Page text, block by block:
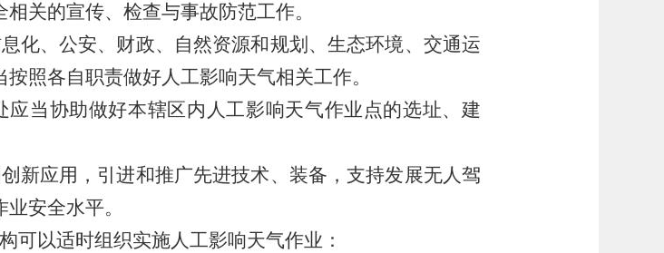
关的宣传、检查与事故防范工作。
化、公安、财政、自然资源和规划、生态环境、交通运
照各自职责做好人工影响天气相关工作。
应当协助做好本辖区内人工影响天气作业点的选址、建
新应用，引进和推广先进技术、装备，支持发展无人驾
安全水平。
可以适时组织实施人工影响天气作业：